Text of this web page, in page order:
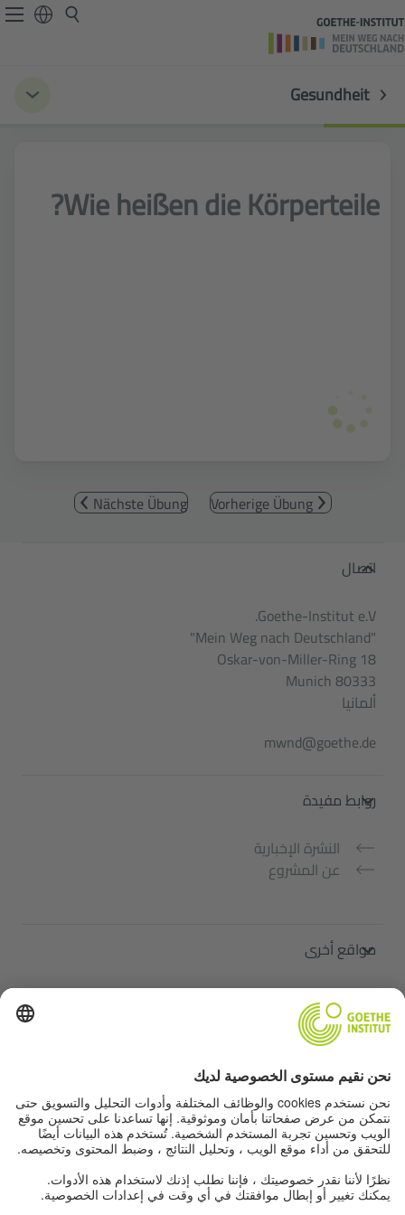
Gesundheit
Wie heißen die Körperteile?
Vorherige Übung
Nächste Übung
Service- und Informationsbereich
اتصال
Goethe-Institut e.V.
"Mein Weg nach Deutschland"
Oskar-von-Miller-Ring 18
80333 Munich
ألمانيا
mwnd@goethe.de
روابط مفيدة
النشرة الإخبارية
عن المشروع
مواقع أخرى
ملتقى "اللغة الألمانية من أجلك"
تعلم الألمانية مجانًا
دورات اللغة الألمانية في معهد غوته
Lehrkräfteportal „Deutschstunde“
الخصوصية وإمكانية الوصول
إعدادات الخصوصية